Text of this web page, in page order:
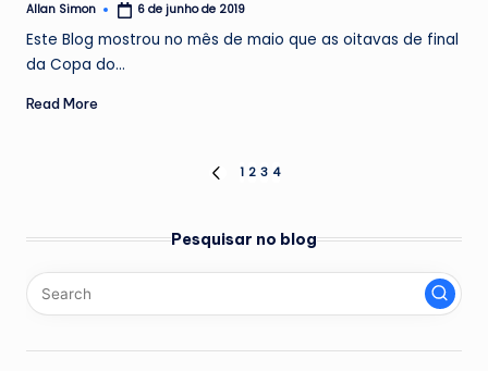
Posted
Allan Simon 6 de junho de 2019
Este Blog mostrou no mês de maio que as oitavas de final
da Copa do…
Read More
posts
PREVIOUS
1 2 3 4
Pesquisar no blog